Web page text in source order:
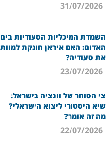
31/07/2026
השמדת המיכליות הסעודיות בים
האדום: האם איראן חונקת למוות
את סעודיה?
23/07/2026
צי הסוחר של וונציה בישראל:
שיא היסטורי ליצוא הישראלי?
מה זה אומר?
22/07/2026